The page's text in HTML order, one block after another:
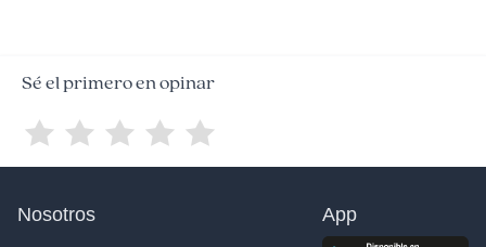
Sé el primero en opinar
Nosotros App